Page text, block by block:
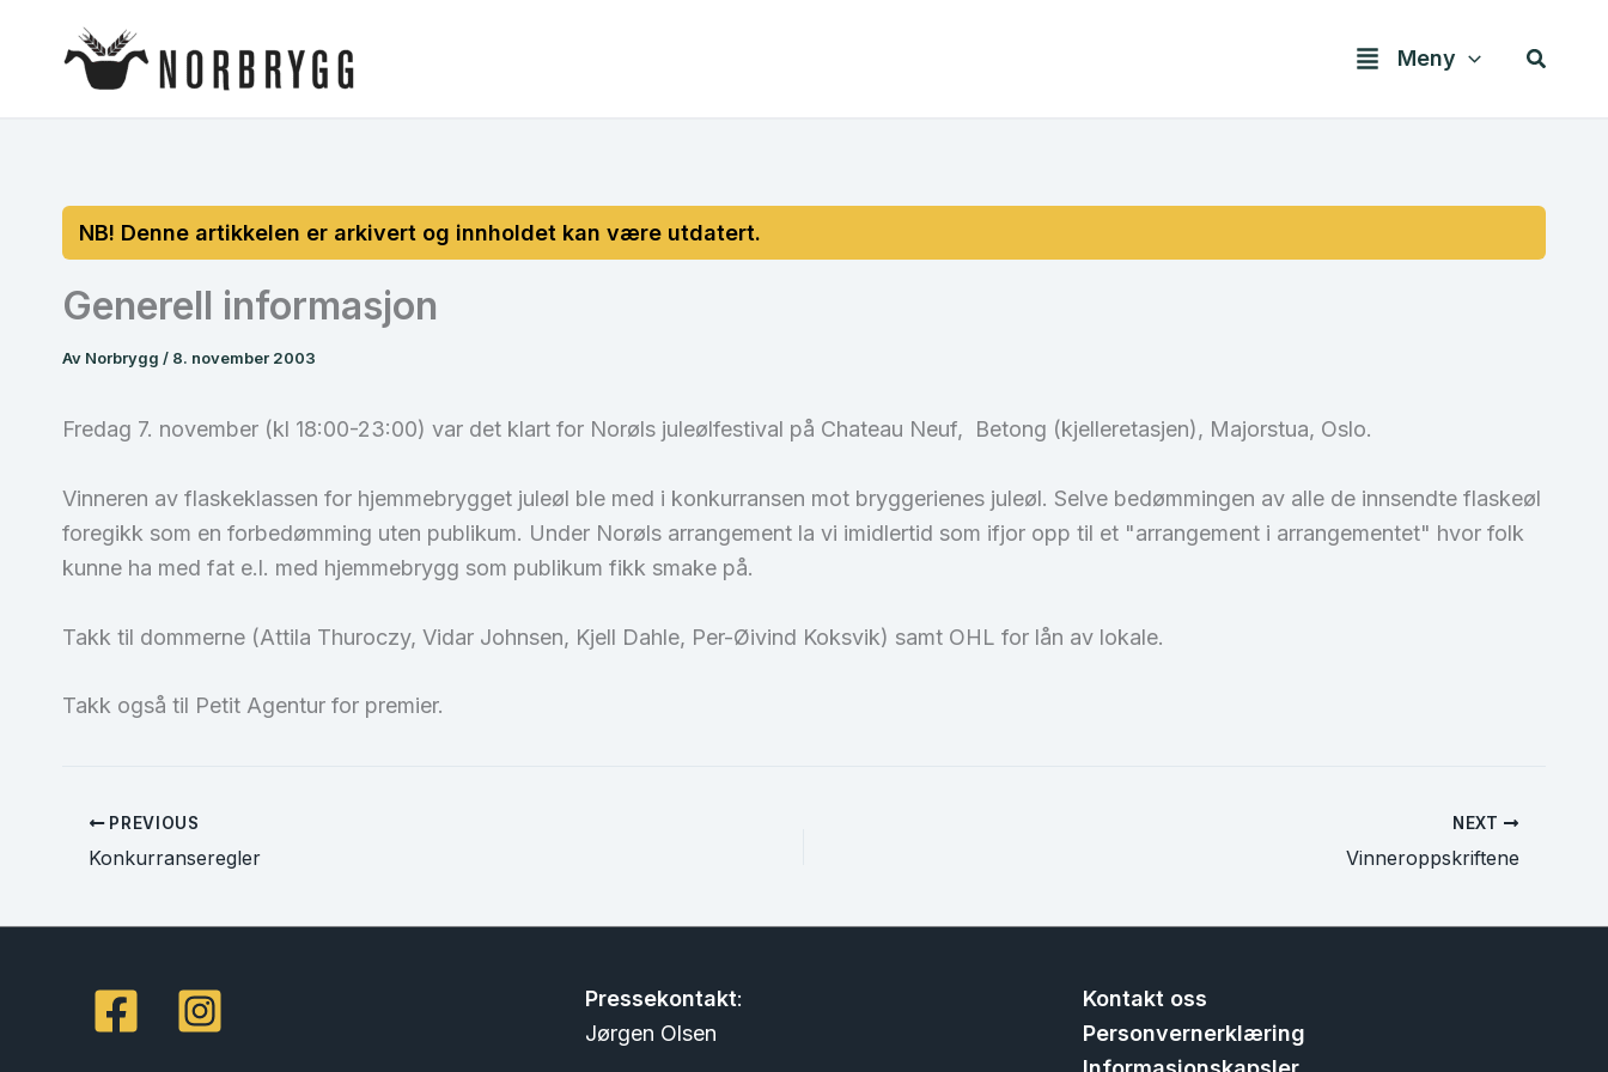
Meny Søk
Generell informasjon
Av Norbrygg / 8. november 2003
Fredag 7. november (kl 18:00-23:00) var det klart for Norøls juleølfestival på Chateau Neuf, Betong (kjelleretasjen), Majorstua, Oslo.
Vinneren av flaskeklassen for hjemmebrygget juleøl ble med i konkurransen mot bryggerienes juleøl. Selve bedømmingen av alle de innsendte flaskeøl
foregikk som en forbedømming uten publikum. Under Norøls arrangement la vi imidlertid som ifjor opp til et "arrangement i arrangementet" hvor folk
kunne ha med fat e.l. med hjemmebrygg som publikum fikk smake på.
Takk til dommerne (Attila Thuroczy, Vidar Johnsen, Kjell Dahle, Per-Øivind Koksvik) samt OHL for lån av lokale.
Takk også til Petit Agentur for premier.
PREVIOUS
Konkurranseregler
NEXT
Vinneroppskriftene
Pressekontakt:
Jørgen Olsen
Kontakt oss
Personvernerklæring